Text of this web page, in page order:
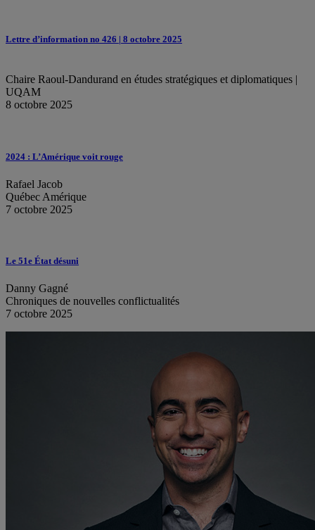
Lettre d’information no 426 | 8 octobre 2025
Chaire Raoul-Dandurand en études stratégiques et diplomatiques |
UQAM
8 octobre 2025
2024 : L’Amérique voit rouge
Rafael Jacob
Québec Amérique
7 octobre 2025
Le 51e État désuni
Danny Gagné
Chroniques de nouvelles conflictualités
7 octobre 2025